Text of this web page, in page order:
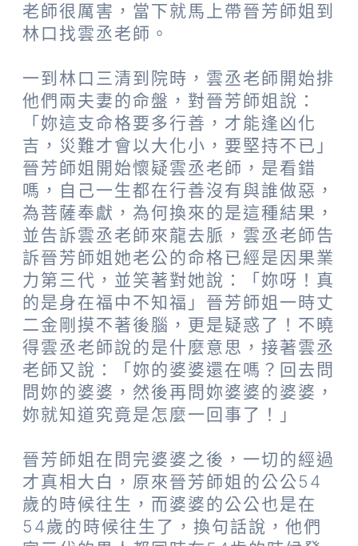
老師很厲害，當下就馬上帶晉芳師姐到
林口找雲丞老師。
一到林口三清到院時，雲丞老師開始排
他們兩夫妻的命盤，對晉芳師姐說：
「妳這支命格要多行善，才能逢凶化
吉，災難才會以大化小，要堅持不已」
晉芳師姐開始懷疑雲丞老師，是看錯
嗎，自己一生都在行善沒有與誰做惡，
為菩薩奉獻，為何換來的是這種結果，
並告訴雲丞老師來龍去脈，雲丞老師告
訴晉芳師姐她老公的命格已經是因果業
力第三代，並笑著對她說：「妳呀！真
的是身在福中不知福」晉芳師姐一時丈
二金剛摸不著後腦，更是疑惑了！不曉
得雲丞老師說的是什麼意思，接著雲丞
老師又說：「妳的婆婆還在嗎？回去問
問妳的婆婆，然後再問妳婆婆的婆婆，
妳就知道究竟是怎麼一回事了！」
晉芳師姐在問完婆婆之後，一切的經過
才真相大白，原來晉芳師姐的公公54
歲的時候往生，而婆婆的公公也是在
54歲的時候往生了，換句話說，他們